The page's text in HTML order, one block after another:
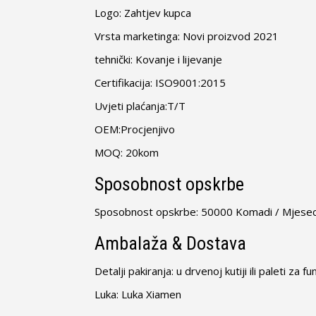
Logo: Zahtjev kupca
Vrsta marketinga: Novi proizvod 2021
tehnički: Kovanje i lijevanje
Certifikacija: ISO9001:2015
Uvjeti plaćanja:T/T
OEM:Procjenjivo
MOQ: 20kom
Sposobnost opskrbe
Sposobnost opskrbe: 50000 Komadi /
Ambalaža & Dostava
Detalji pakiranja: u drvenoj kutiji ili paleti za
Luka: Luka Xiamen